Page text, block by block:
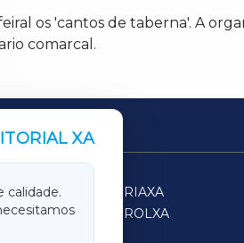
os 'cantos de taberna'. A
comarcal.
XA
calidade.
SARRIAXA
FERROLXA